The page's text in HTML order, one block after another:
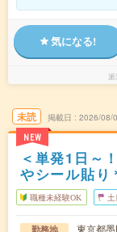
気になる!
派
未読
NEW
掲載日 2026/08/
＜単発1日～
やシール貼り
職種未経験OK
勤務地
東京都